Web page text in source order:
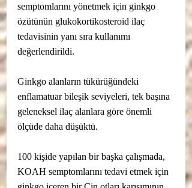
semptomlarını yönetmek için ginkgo
özütünün glukokortikosteroid ilaç
tedavisinin yanı sıra kullanımı
değerlendirildi.
Ginkgo alanların tükürüğündeki
enflamatuar bileşik seviyeleri, tek başına
geleneksel ilaç alanlara göre önemli
ölçüde daha düşüktü.
100 kişide yapılan bir başka çalışmada,
KOAH semptomlarını tedavi etmek için